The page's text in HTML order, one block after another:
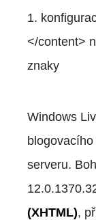
1.
</content>
znaky
Windows
serveru.
(XHTML),